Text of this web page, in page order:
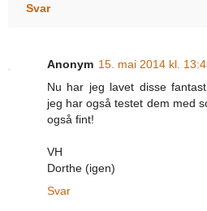
Svar
Anonym 15. mai 2014 kl.
Nu har jeg lavet disse
jeg har også testet dem med
også fint!
VH
Dorthe (igen)
Svar